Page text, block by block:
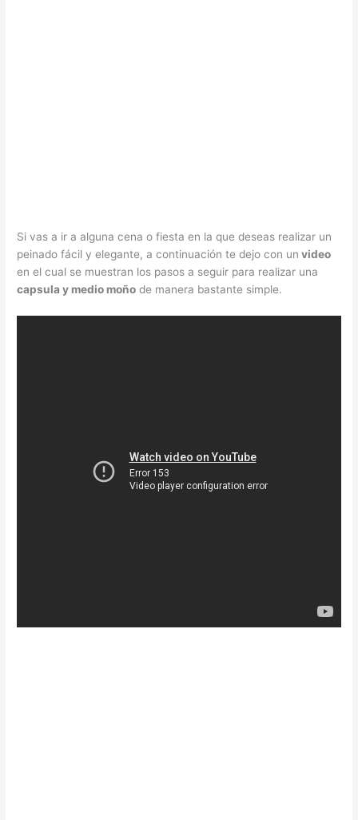
Si vas a ir a alguna cena o fiesta en la que deseas realizar un
peinado fácil y elegante, a continuación te dejo con un video
en el cual se muestran los pasos a seguir para realizar una
capsula y medio moño de manera bastante simple.